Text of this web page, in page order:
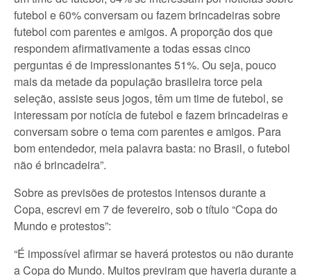
futebol e 60% conversam ou fazem brincadeiras sobre
futebol com parentes e amigos. A proporção dos que
respondem afirmativamente a todas essas cinco
perguntas é de impressionantes 51%. Ou seja, pouco
mais da metade da população brasileira torce pela
seleção, assiste seus jogos, têm um time de futebol, se
interessam por notícia de futebol e fazem brincadeiras e
conversam sobre o tema com parentes e amigos. Para
bom entendedor, meia palavra basta: no Brasil, o futebol
não é brincadeira”.
Sobre as previsões de protestos intensos durante a
Copa, escrevi em 7 de fevereiro, sob o título “Copa do
Mundo e protestos”:
“É impossível afirmar se haverá protestos ou não durante
a Copa do Mundo. Muitos previram que haveria durante a